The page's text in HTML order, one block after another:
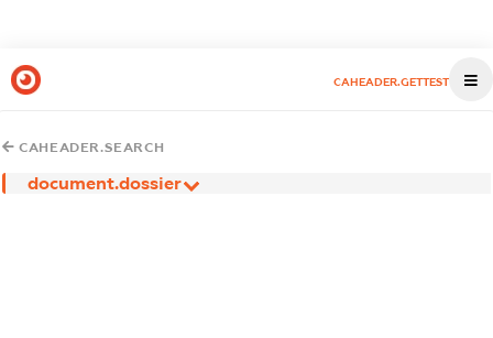
CAHEADER.GETTEST
CAHEADER.SEARCH
document.dossier